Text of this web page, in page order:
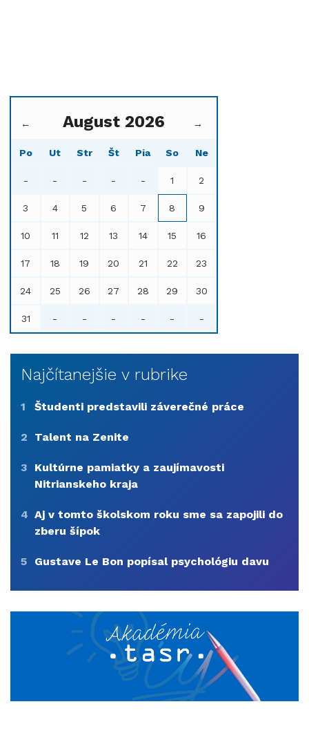
← August 2026 →
Po Ut Str Št Pia So Ne
- - - - - 1 2
3 4 5 6 7 8 9
10 11 12 13 14 15 16
17 18 19 20 21 22 23
24 25 26 27 28 29 30
31 - - - - - -
Najčítanejšie v rubrike
1 Študenti predstavili záverečné práce
2 Talent na Zenite
3
Kultúrne pamiatky a zaujímavosti
Nitrianskeho kraja
4 Aj v tomto školskom roku sme sa zapojili do
zberu šípok
5 Gustave Le Bon popísal psychológiu davu